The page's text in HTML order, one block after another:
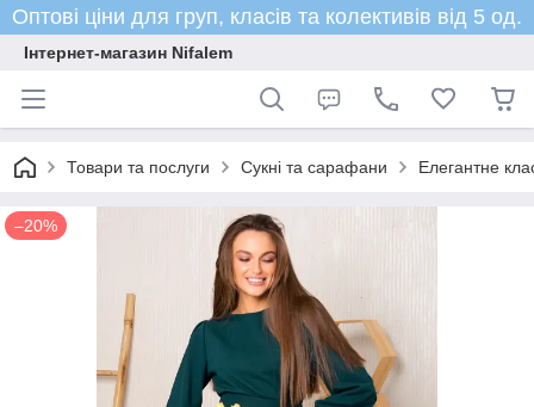
Оптові ціни для груп, класів та колективів від 5 од.
Інтернет-магазин Nifalem
Товари та послуги Сукні та сарафани Елегантне
–20%